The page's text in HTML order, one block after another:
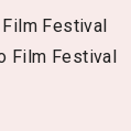
Festival
Film Festival